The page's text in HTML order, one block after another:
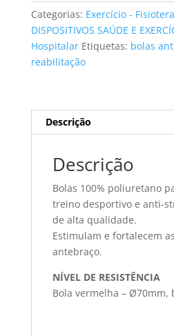
reabilitação
EVOLUXION
vermelha
Categorias: Exercício -
DISPOSITIVOS SAÚDE E
Hospitalar Etiquetas: bolas
reabilitação
Descrição
Descrição
Bolas 100% poliuretano
treino desportivo e anti-
de alta qualidade.
Estimulam e fortalecem
antebraço.
NÍVEL DE RESISTÊNCIA
Bola vermelha – Ø70mm,